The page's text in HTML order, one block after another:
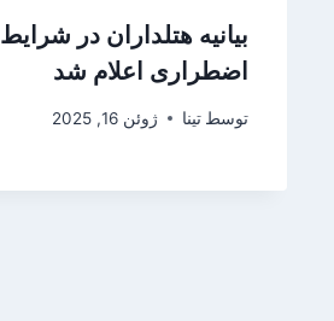
بیانیه هتلداران در شرایط
اضطراری اعلام شد
توسط تینا ژوئن 16, 2025